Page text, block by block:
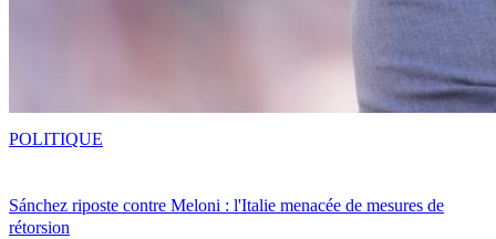
Sánchez riposte contre Meloni : l'Italie menacée de mesures de
rétorsion
POLITIQUE